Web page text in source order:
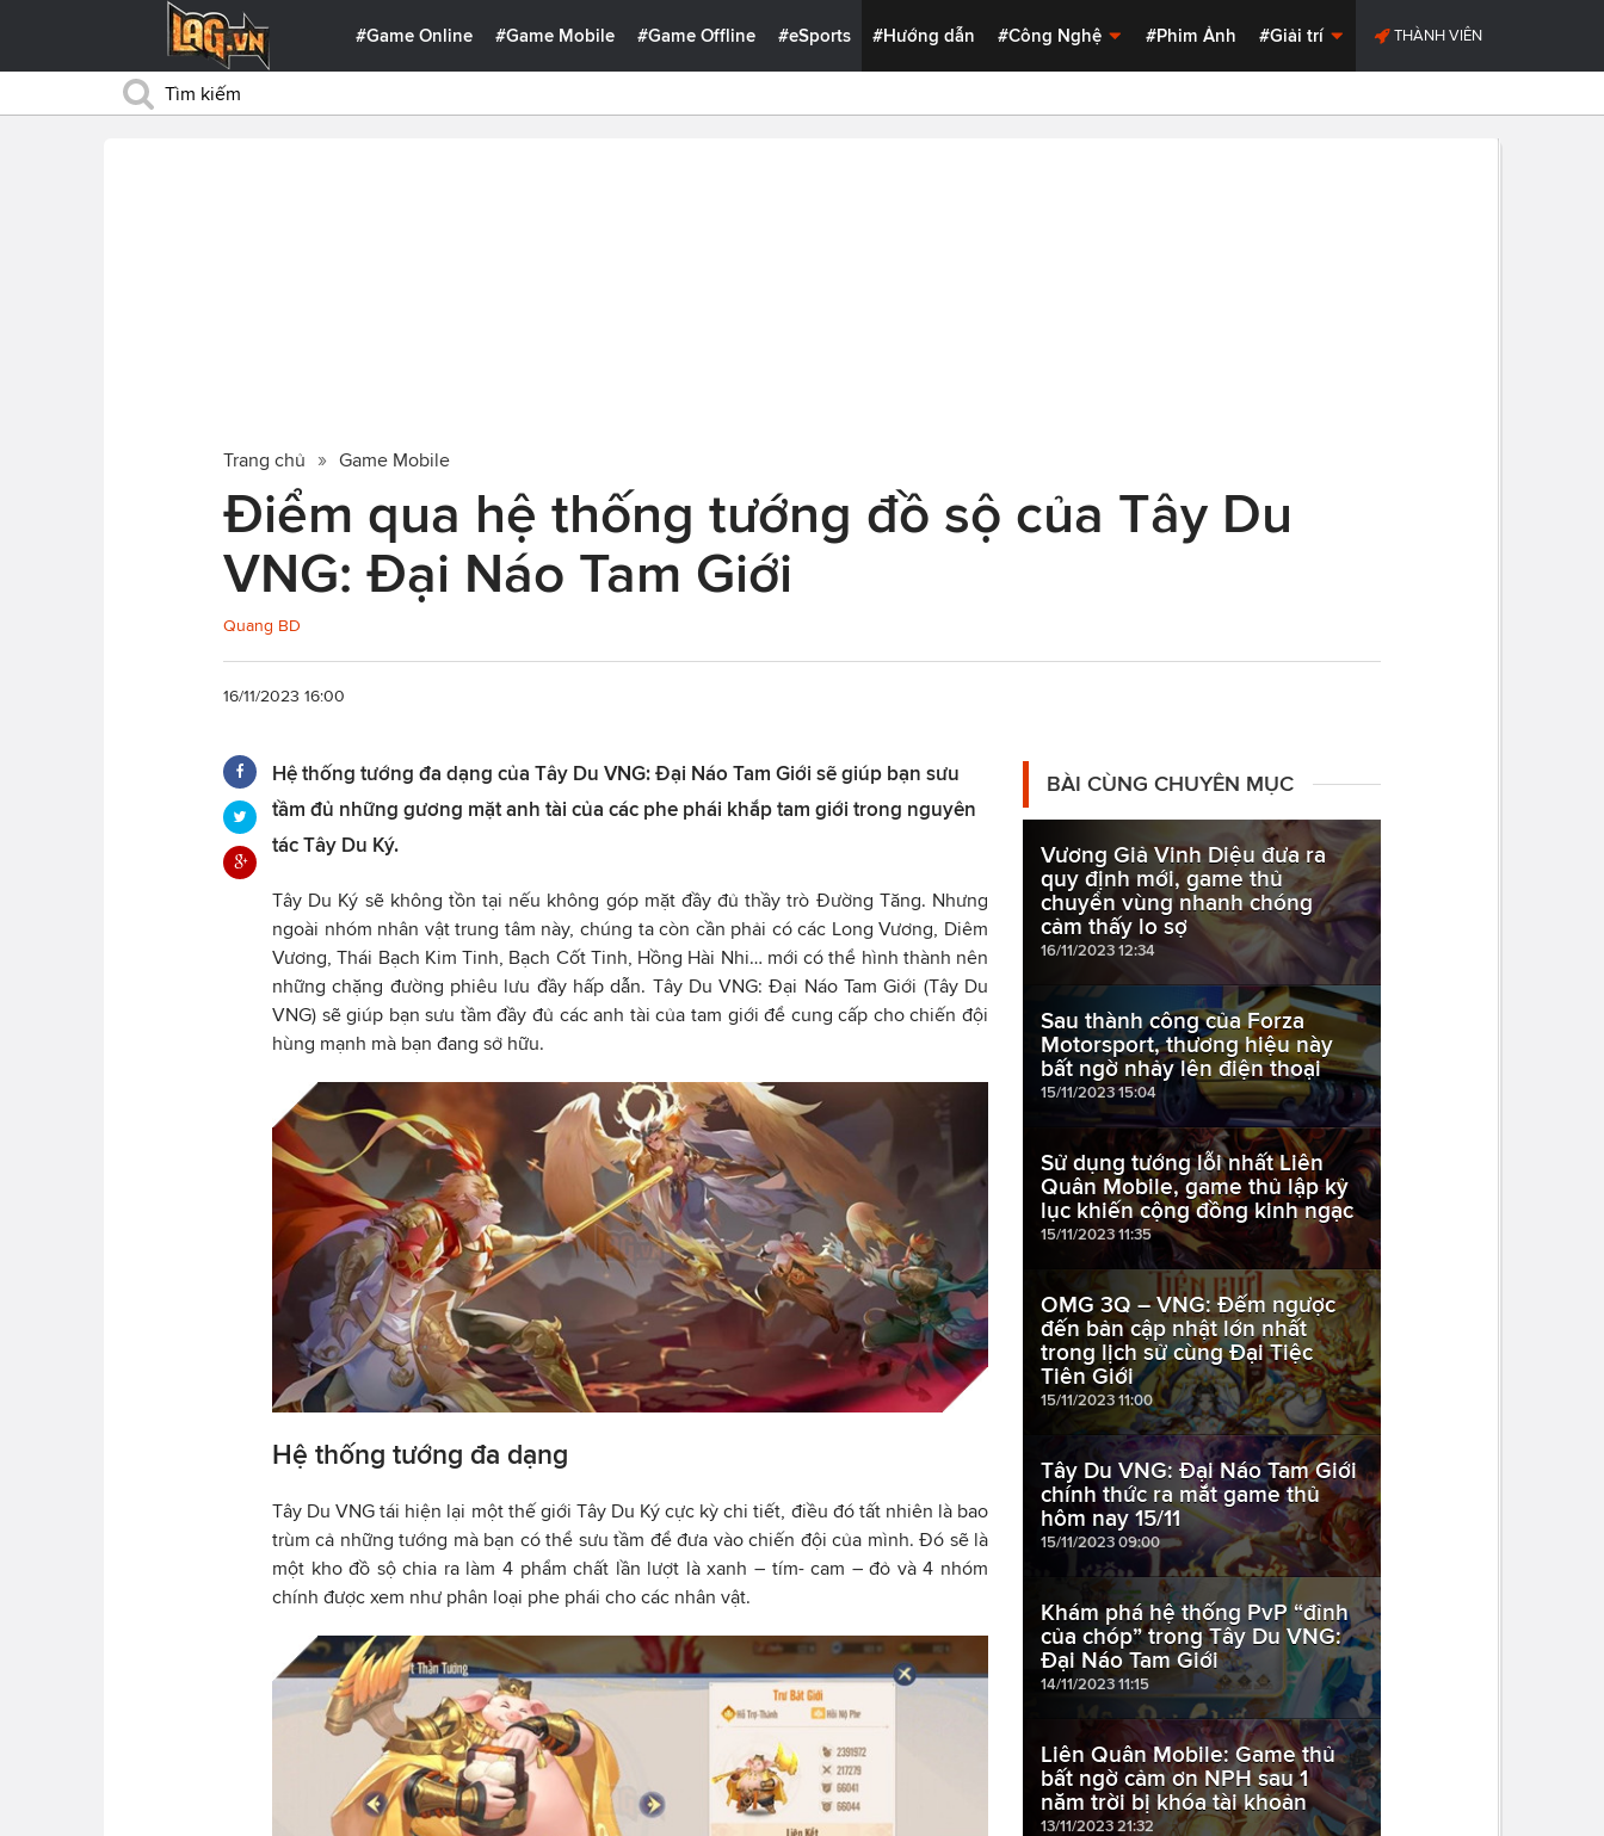
#Game Online #Game Mobile #Game Offline #eSports #Hướng dẫn #Công Nghệ #Phim Ảnh #Giải trí THÀNH VIÊN
Trang chủ Game Mobile
Điểm qua hệ thống tướng đồ sộ của Tây Du
VNG: Đại Náo Tam Giới
Quang BD
16/11/2023 16:00
Hệ thống tướng đa dạng của Tây Du VNG: Đại Náo Tam Giới sẽ giúp bạn sưu
tầm đủ những gương mặt anh tài của các phe phái khắp tam giới trong nguyên
tác Tây Du Ký.
Tây Du Ký sẽ không tồn tại nếu không góp mặt đầy đủ thầy trò Đường Tăng. Nhưng
ngoài nhóm nhân vật trung tâm này, chúng ta còn cần phải có các Long Vương, Diêm
Vương, Thái Bạch Kim Tinh, Bạch Cốt Tinh, Hồng Hài Nhi… mới có thể hình thành nên
những chặng đường phiêu lưu đầy hấp dẫn. Tây Du VNG: Đại Náo Tam Giới (Tây Du
VNG) sẽ giúp bạn sưu tầm đầy đủ các anh tài của tam giới để cung cấp cho chiến đội
hùng mạnh mà bạn đang sở hữu.
Hệ thống tướng đa dạng
Tây Du VNG tái hiện lại một thế giới Tây Du Ký cực kỳ chi tiết, điều đó tất nhiên là bao
trùm cả những tướng mà bạn có thể sưu tầm để đưa vào chiến đội của mình. Đó sẽ là
một kho đồ sộ chia ra làm 4 phẩm chất lần lượt là xanh – tím- cam – đỏ và 4 nhóm
chính được xem như phân loại phe phái cho các nhân vật.
BÀI CÙNG CHUYÊN MỤC
Vương Giả Vinh Diệu đưa ra
quy định mới, game thủ
chuyển vùng nhanh chóng
cảm thấy lo sợ
16/11/2023 12:34
Sau thành công của Forza
Motorsport, thương hiệu này
bất ngờ nhảy lên điện thoại
15/11/2023 15:04
Sử dụng tướng lỗi nhất Liên
Quân Mobile, game thủ lập kỷ
lục khiến cộng đồng kinh ngạc
15/11/2023 11:35
OMG 3Q – VNG: Đếm ngược
đến bản cập nhật lớn nhất
trong lịch sử cùng Đại Tiệc
Tiên Giới
15/11/2023 11:00
Tây Du VNG: Đại Náo Tam Giới
chính thức ra mắt game thủ
hôm nay 15/11
15/11/2023 09:00
Khám phá hệ thống PvP “đỉnh
của chóp” trong Tây Du VNG:
Đại Náo Tam Giới
14/11/2023 11:15
Liên Quân Mobile: Game thủ
bất ngờ cảm ơn NPH sau 1
năm trời bị khóa tài khoản
13/11/2023 21:32